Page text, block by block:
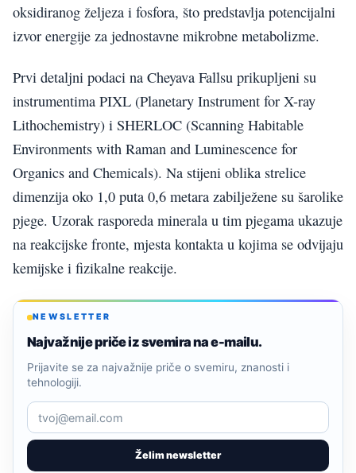
oksidiranog željeza i fosfora, što predstavlja potencijalni
izvor energije za jednostavne mikrobne metabolizme.
Prvi detaljni podaci na Cheyava Fallsu prikupljeni su
instrumentima PIXL (Planetary Instrument for X-ray
Lithochemistry) i SHERLOC (Scanning Habitable
Environments with Raman and Luminescence for
Organics and Chemicals). Na stijeni oblika strelice
dimenzija oko 1,0 puta 0,6 metara zabilježene su šarolike
pjege. Uzorak rasporeda minerala u tim pjegama ukazuje
na reakcijske fronte, mjesta kontakta u kojima se odvijaju
kemijske i fizikalne reakcije.
NEWSLETTER
Najvažnije priče iz svemira na e-mailu.
Želim newsletter
Prijavite se za najvažnije priče o svemiru, znanosti i
tehnologiji.